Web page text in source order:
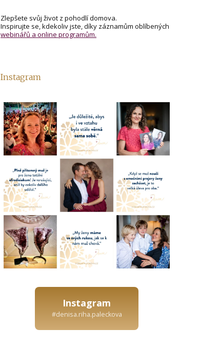
Zlepšete svůj život z pohodlí domova.
Inspirujte se, kdekoliv jste, díky záznamům oblíbených
webinářů a online programům.
Instagram
Instagram
#denisa.riha.paleckova